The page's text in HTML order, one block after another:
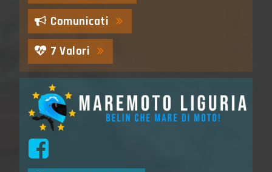
Comunicati
7 Valori